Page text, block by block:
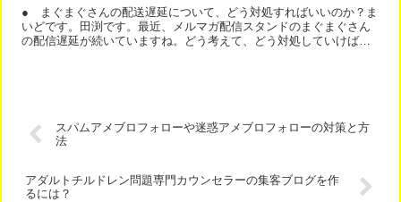
● まぐまぐさんの配送遅延について、どう対処すればいいのか？ま
いどです。田渕です。最近、メルマガ配信スタンドのまぐまぐさん
の配信遅延が続いていますね。どう考えて、どう対処していけばよ
スパムアメブロフォローや迷惑アメブロフォローの対策と方
法
アダルトチルドレン問題専門カウンセラーの集客ブログを作
るには？